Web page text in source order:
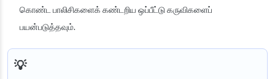
கொண்ட பாலிசிகளைக் கண்டறிய ஒப்பீட்டு கருவிகளைப்
பயன்படுத்தவும்.